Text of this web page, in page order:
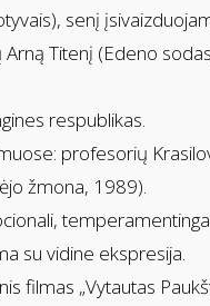
senį
Titenį (Edeno
respublikas.
profesorių
žmona, 1989).
su vidine ekspresija.
filmas „Vytautas